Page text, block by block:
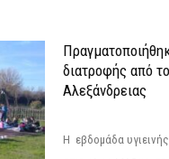
διατροφής από
Αλεξάνδρειας
Η εβδομάδα